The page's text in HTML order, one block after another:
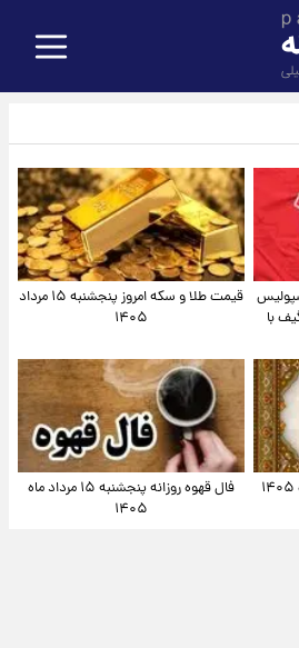
با
قیمت طلا و سکه امروز پنجشنبه ۱۵ مرداد
۱۴۰۵
فال قهوه روزانه پنجشنبه ۱۵ مرداد ماه
۱۴۰۵